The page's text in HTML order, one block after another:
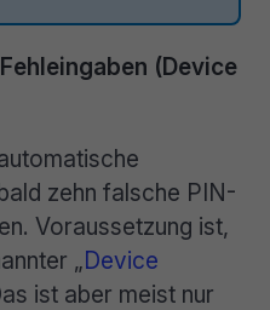
(Device
zehn falsche PIN-
Voraussetzung ist,
„Device
ist aber meist nur